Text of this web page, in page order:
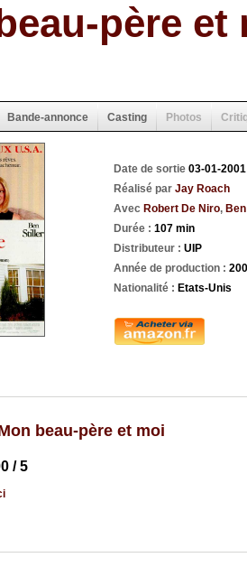
père et
Bande-annonce Casting Photos
Date de sortie 03-01-2001
Réalisé par Jay Roach
Avec Robert De Niro,
Durée : 107 min
Distributeur : UIP
Année de production :
Nationalité : Etats-Unis
beau-père et moi
/ 5